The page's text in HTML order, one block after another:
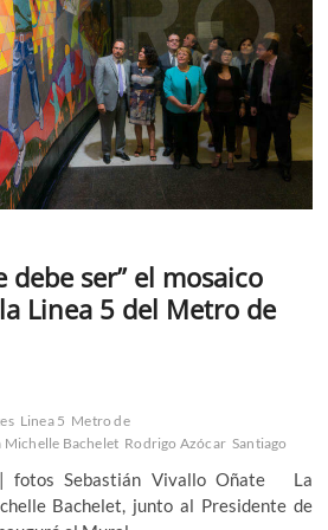
debe ser” el mosaico
Linea 5 del Metro de
Linea 5 Metro de
Michelle Bachelet Rodrigo Azócar Santiago
fotos Sebastián Vivallo Oñate La
Bachelet, junto al Presidente de